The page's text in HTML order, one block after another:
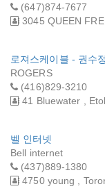
(647)874-7677
3045 QUEEN
로져스케이블 - 권수정
ROGERS
(416)829-3210
41 Bluewater ,
벨 인터넷
Bell internet
(437)889-1380
4750 young ,